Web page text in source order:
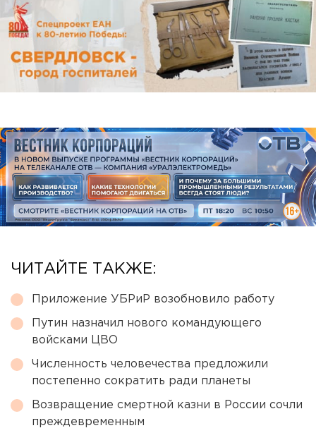
ЧИТАЙТЕ ТАКЖЕ:
Приложение УБРиР возобновило работу
Путин назначил нового командующего
войсками ЦВО
Численность человечества предложили
постепенно сократить ради планеты
Возвращение смертной казни в России сочли
преждевременным